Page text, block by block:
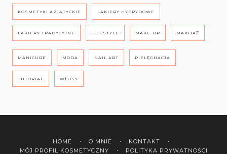
KOSMETYKI AZJATYCKIE LAKIERY HYBRYDOWE
LAKIERY TRADYCYJNE LIFESTYLE MAKE-UP MAKIJAŻ
MANICURE MODA NAIL ART PIELĘGNACJA
TUTORIAL WŁOSY
HOME O MNIE
KONTAKT
MÓJ PROFIL KOSMETYCZNY
POLITYKA PRYWATNOŚCI